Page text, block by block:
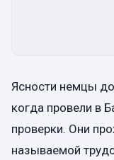
Ясности немцы
когда провели в
проверки. Они
называемой